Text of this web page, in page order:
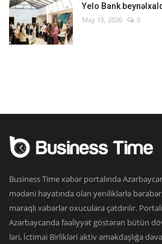
Yelo Bank
May 15, 2026 0
Business Time xəbər portalında
mədəni həyatında olan yeniliklərlə
maraqlı xəbərlər oxuculara çatdırılır.
Azərbaycanda fəaliyyət göstərən bütün
ləri, İctimai Birlikləri aktiv əməkdaşlığa